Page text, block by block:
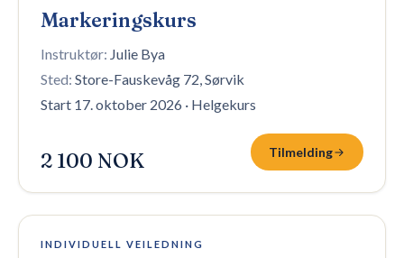
Markeringskurs
Instruktør: Julie Bya
Sted: Store-Fauskevåg 72, Sørvik
Start 17. oktober 2026 · Helgekurs
2 100 NOK Tilmelding
47 plasser igjen
INDIVIDUELL VEILEDNING